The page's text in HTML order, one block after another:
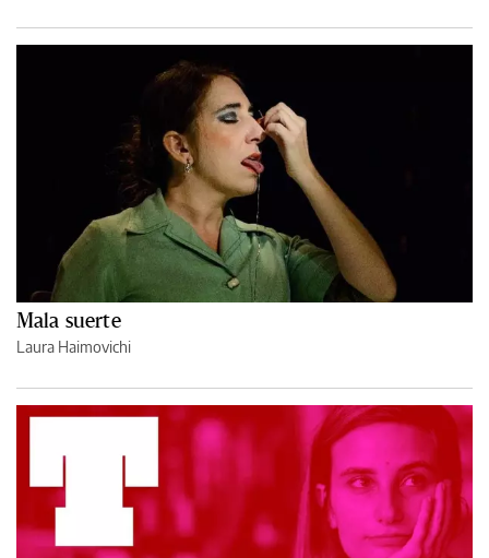
Mala suerte
Laura Haimovichi